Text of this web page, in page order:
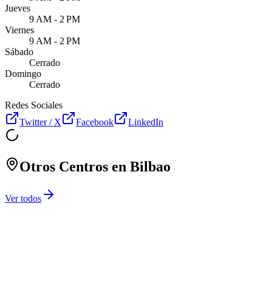
Jueves
9 AM - 2 PM
Viernes
9 AM - 2 PM
Sábado
Cerrado
Domingo
Cerrado
Redes Sociales
Twitter / X
Facebook LinkedIn
Otros Centros en Bilbao
Ver todos